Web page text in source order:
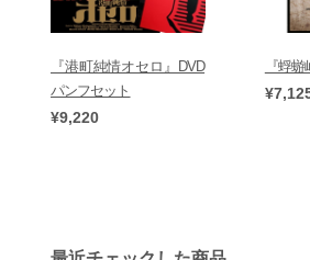
『港町純情オセロ』DVD
パンフセット
¥9,220
『蜉